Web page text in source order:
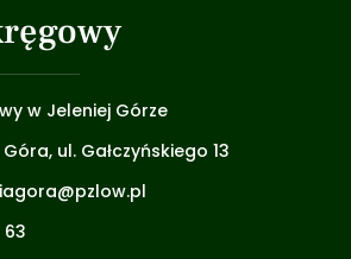
w Jeleniej Górze
ul. Gałczyńskiego 13
63